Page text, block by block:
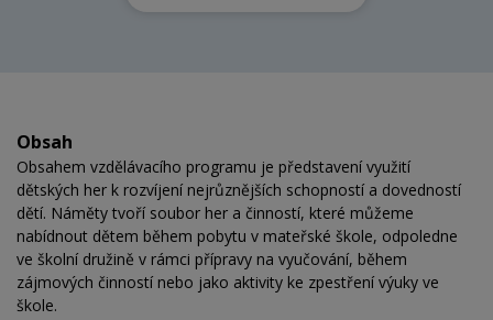
Obsah
Obsahem vzdělávacího programu je představení využití
dětských her k rozvíjení nejrůznějších schopností a dovedností
dětí. Náměty tvoří soubor her a činností, které můžeme
nabídnout dětem během pobytu v mateřské škole, odpoledne
ve školní družině v rámci přípravy na vyučování, během
zájmových činností nebo jako aktivity ke zpestření výuky ve
škole.